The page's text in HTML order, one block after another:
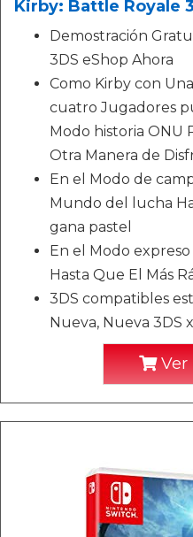
Kirby: Battle Royale
Demostración
3DS eShop Ahora
Como Kirby con
cuatro Jugadores
Modo historia ONU
Otra Manera de
En el Modo de
Mundo del lucha
gana pastel
En el Modo
Hasta Que El Más
3DS compatibles
Nueva, Nueva 3DS
Ver